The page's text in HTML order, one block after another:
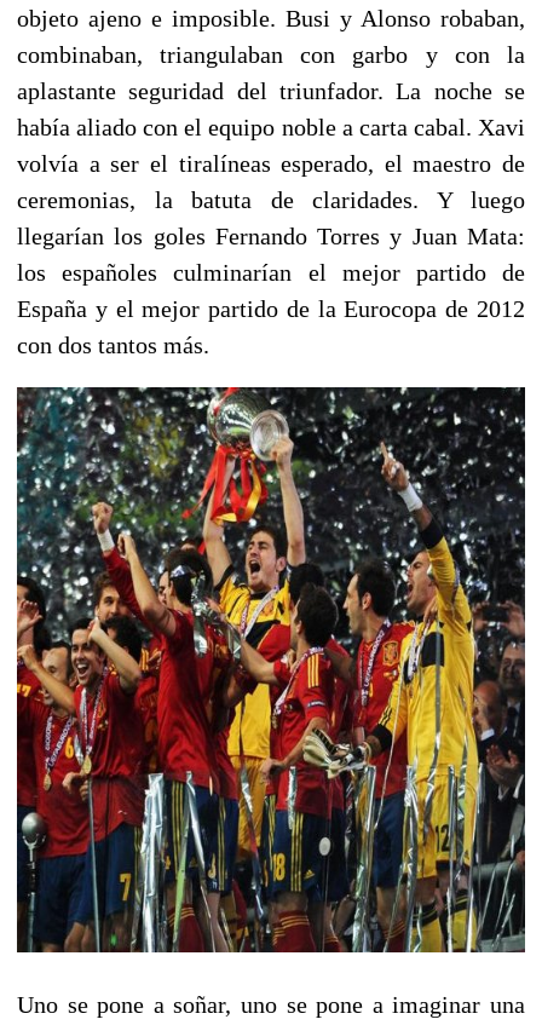
objeto ajeno e imposible. Busi y Alonso robaban,
combinaban, triangulaban con garbo y con la
aplastante seguridad del triunfador. La noche se
había aliado con el equipo noble a carta cabal. Xavi
volvía a ser el tiralíneas esperado, el maestro de
ceremonias, la batuta de claridades. Y luego
llegarían los goles Fernando Torres y Juan Mata:
los españoles culminarían el mejor partido de
España y el mejor partido de la Eurocopa de 2012
con dos tantos más.
Uno se pone a soñar, uno se pone a imaginar una